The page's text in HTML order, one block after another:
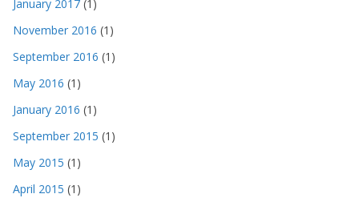
January 2017 (1)
November 2016 (1)
September 2016 (1)
May 2016 (1)
January 2016 (1)
September 2015 (1)
May 2015 (1)
April 2015 (1)